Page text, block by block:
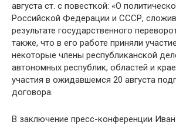
августа ст. с повесткой: «О
Российской Фе­дерации и СССР,
результате государствен­ного
также, что в его работе приняли
некоторые члены республикан­ской
автономных республик, областей и
участия в ожидавшемся 20 августа
договора.
В заключение пресс-конференции